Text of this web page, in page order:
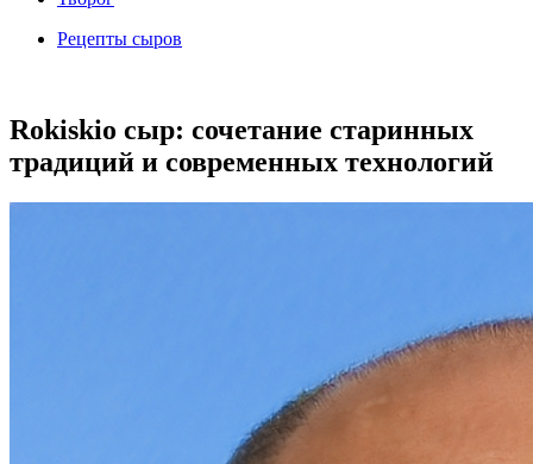
Рецепты сыров
Rokiskio сыр: сочетание старинных
традиций и современных технологий